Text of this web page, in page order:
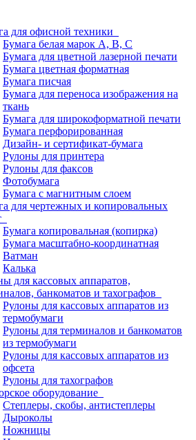
для офисной техники
Бумага белая марок А, В, С
Бумага для цветной лазерной печати
Бумага цветная форматная
Бумага писчая
Бумага для переноса изображения на
ткань
Бумага для широкоформатной печати
Бумага перфорированная
Дизайн- и сертификат-бумага
Рулоны для принтера
Рулоны для факсов
Фотобумага
Бумага с магнитным слоем
для чертежных и копировальных
Бумага копировальная (копирка)
Бумага масштабно-координатная
Ватман
Калька
для кассовых аппаратов,
банкоматов и тахографов
Рулоны для кассовых аппаратов из
термобумаги
Рулоны для терминалов и банкоматов
из термобумаги
Рулоны для кассовых аппаратов из
офсета
Рулоны для тахографов
оборудование
Степлеры, скобы, антистеплеры
Дыроколы
Ножницы